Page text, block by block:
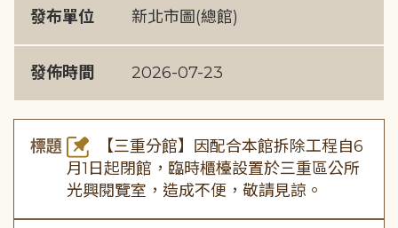
發布單位 新北市圖(總館)
發佈時間 2026-07-23
標題
【三重分館】因配合本館拆除工程自6
月1日起閉館，臨時櫃檯設置於三重區公所
光興閱覽室，造成不便，敬請見諒。